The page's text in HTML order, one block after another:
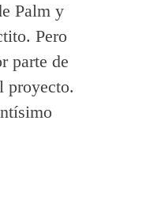
Palm y
Pero
parte de
proyecto.